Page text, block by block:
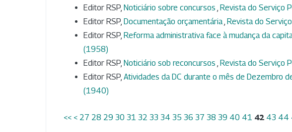
Editor RSP, Noticiário sobre concursos , Revista do Serviço
Editor RSP, Documentação orçamentária, Revista do
Editor RSP, Reforma administrativa face à mudança da
(1958)
Editor RSP, Noticiário sob reconcursos , Revista do Serviço
Editor RSP, Atividades da DC durante o mês de Dezembro
(1940)
<< < 27 28 29 30 31 32 33 34 35 36 37 38 39 40 41 42 43 44